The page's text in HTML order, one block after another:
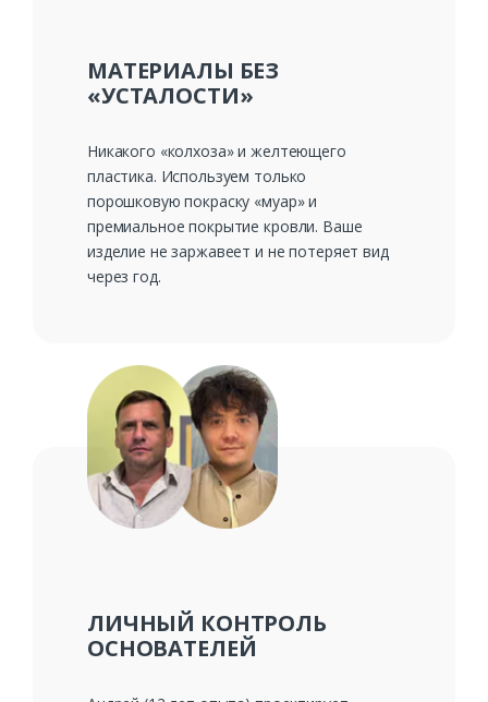
МАТЕРИАЛЫ БЕЗ
«УСТАЛОСТИ»
Никакого «колхоза» и желтеющего
пластика. Используем только
порошковую покраску «муар» и
премиальное покрытие кровли. Ваше
изделие не заржавеет и не потеряет вид
через год.
ЛИЧНЫЙ КОНТРОЛЬ
ОСНОВАТЕЛЕЙ